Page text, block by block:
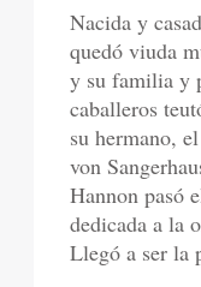
Nacida y
quedó viuda
y su familia y
caballeros
su hermano,
von
Hannon pasó
dedicada a la
Llegó a ser la